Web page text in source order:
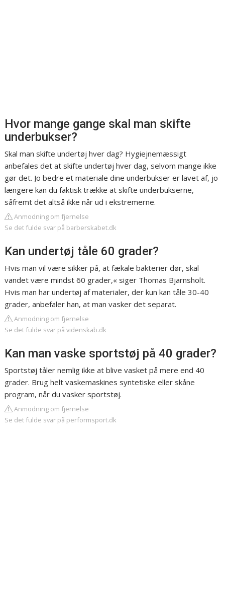
Hvor mange gange skal man skifte
underbukser?
Skal man skifte undertøj hver dag? Hygiejnemæssigt
anbefales det at skifte undertøj hver dag, selvom mange ikke
gør det. Jo bedre et materiale dine underbukser er lavet af, jo
længere kan du faktisk trække at skifte underbukserne,
såfremt det altså ikke når ud i ekstremerne.
Anmodning om fjernelse
Se det fulde svar på barberskabet.dk
Kan undertøj tåle 60 grader?
Hvis man vil være sikker på, at fækale bakterier dør, skal
vandet være mindst 60 grader,« siger Thomas Bjarnsholt.
Hvis man har undertøj af materialer, der kun kan tåle 30-40
grader, anbefaler han, at man vasker det separat.
Anmodning om fjernelse
Se det fulde svar på videnskab.dk
Kan man vaske sportstøj på 40 grader?
Sportstøj tåler nemlig ikke at blive vasket på mere end 40
grader. Brug helt vaskemaskines syntetiske eller skåne
program, når du vasker sportstøj.
Anmodning om fjernelse
Se det fulde svar på performsport.dk